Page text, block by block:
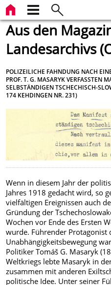
Aus den
Landesarchivs
POLIZEILICHE FAHNDUNG NACH
PROF. T. G. MASARYK VERFASSTEN
SELBSTÄNDIGEN TSCHECHISCH-
174 KEHDINGEN NR. 231)
Wenn in diesem Jahr der
Jahres 1918 gedacht wird, so
vielfältigen Ereignissen auch
Gründung der
Wochen vor Ende des Ersten
wurde. Führender Protagonist
Unabhängigkeitsbewegung
Politiker Tomáš G. Masaryk
Weltkriegs lebte Masaryk in
zusammen mit anderen
politische Idee. Unter seiner